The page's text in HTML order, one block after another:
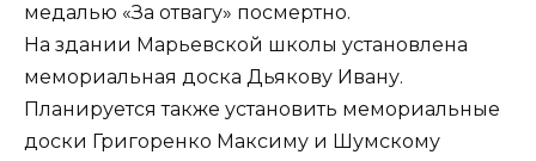
медалью «За отвагу» посмертно.
На здании Марьевской школы установлена
мемориальная доска Дьякову Ивану.
Планируется также установить мемориальные
доски Григоренко Максиму и Шумскому